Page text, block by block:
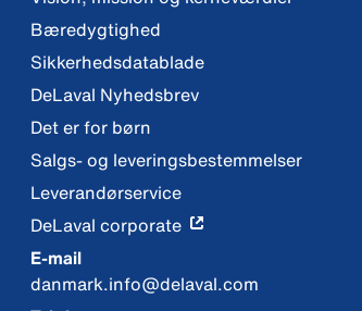
Bæredygtighed
Sikkerhedsdatablade
DeLaval Nyhedsbrev
Det er for børn
Salgs- og leveringsbestemmelser
Leverandørservice
DeLaval corporate
E-mail
danmark.info@delaval.com